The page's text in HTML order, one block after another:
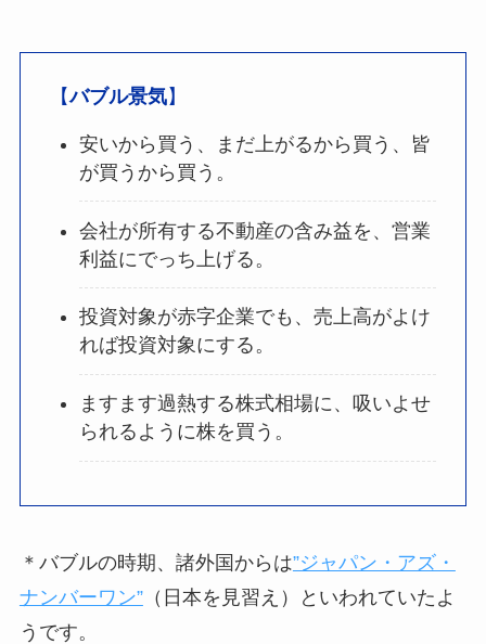
【バブル景気】
安いから買う、まだ上がるから買う、皆
が買うから買う。
会社が所有する不動産の含み益を、営業
利益にでっち上げる。
投資対象が赤字企業でも、売上高がよけ
れば投資対象にする。
ますます過熱する株式相場に、吸いよせ
られるように株を買う。
＊バブルの時期、諸外国からは”ジャパン・アズ・
ナンバーワン”（日本を見習え）といわれていたよ
うです。